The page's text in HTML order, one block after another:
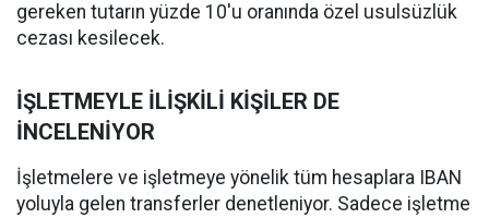
gereken tutarın yüzde 10'u oranında özel usulsüzlük
cezası kesilecek.
İŞLETMEYLE İLİŞKİLİ KİŞİLER DE
İNCELENİYOR
İşletmelere ve işletmeye yönelik tüm hesaplara IBAN
yoluyla gelen transferler denetleniyor. Sadece işletme